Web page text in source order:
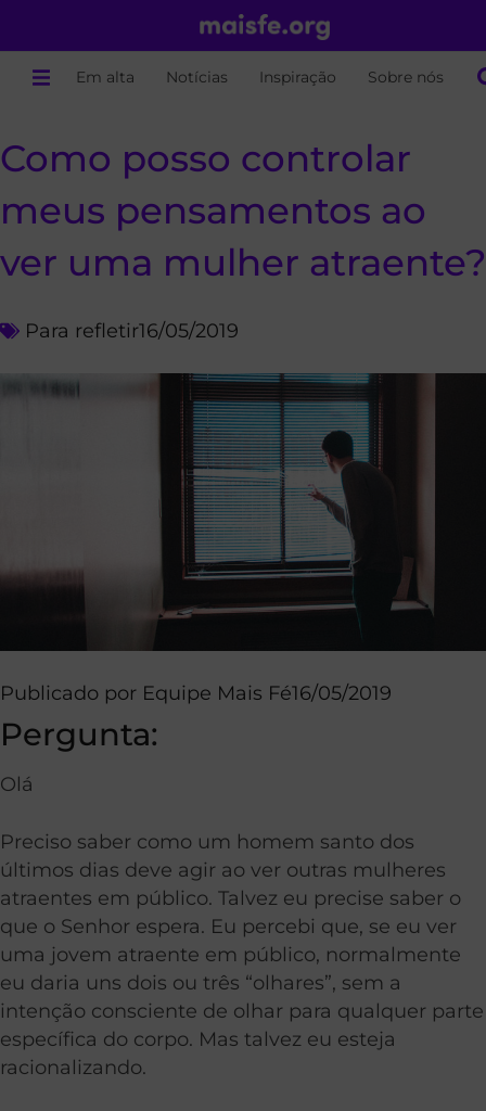
Em alta Notícias Inspiração Sobre nós
Como posso controlar
meus pensamentos ao
ver uma mulher atraente?
Para refletir16/05/2019
Publicado por Equipe Mais Fé16/05/2019
Pergunta:
Olá
Preciso saber como um homem santo dos
últimos dias deve agir ao ver outras mulheres
atraentes em público. Talvez eu precise saber o
que o Senhor espera. Eu percebi que, se eu ver
uma jovem atraente em público, normalmente
eu daria uns dois ou três “olhares”, sem a
intenção consciente de olhar para qualquer parte
específica do corpo. Mas talvez eu esteja
racionalizando.